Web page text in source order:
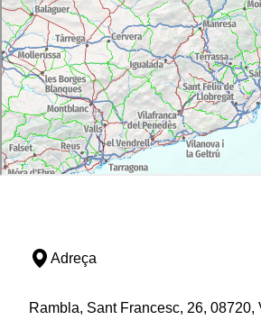
Adreça
Rambla, Sant Francesc, 26, 08720,